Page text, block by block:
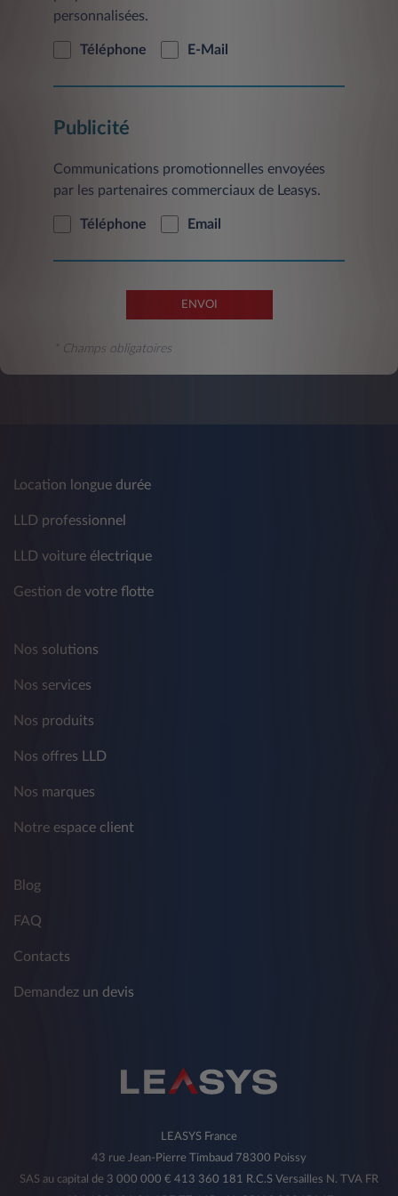
vous pouvez le faire à tout moment, sans frais,
en adressant votre demande à l’adresse mail
suivante: contact@leasys.com
postal à l’adresse suivante: Leasys France-
personnalisées.
Téléphone E-Mail
Publicité
Communications promotionnelles envoyées
par les partenaires commerciaux de Leasys.
Téléphone Email
ENVOI
* Champs obligatoires
Location longue durée
LLD professionnel
LLD voiture électrique
Gestion de votre flotte
Nos solutions
Nos services
Nos produits
Nos offres LLD
Nos marques
Notre espace client
Blog
FAQ
Contacts
Demandez un devis
LEASYS France
43 rue Jean-Pierre Timbaud 78300 Poissy
SAS au capital de 3 000 000 € 413 360 181 R.C.S Versailles N. TVA FR